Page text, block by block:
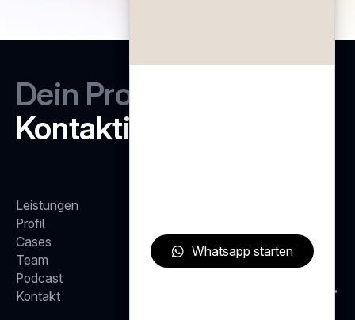
Whatsapp starten
MADE WITH CREATIVITY, INTELLIGENCE AND LOVE IN COLOGNE •
Dein Projekt?
Kontaktieren!
Leistungen
Profil
Cases
Team
Podcast
Kontakt